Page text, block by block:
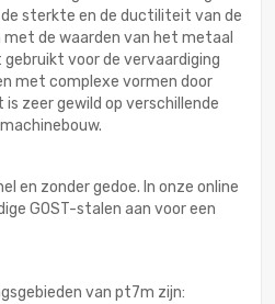
de sterkte en de ductiliteit van de
met de waarden van het metaal
voor de vervaardiging
met complexe vormen door
zeer gewild op verschillende
en zonder gedoe. In onze online
GOST-stalen aan voor een
van pt7m zijn: